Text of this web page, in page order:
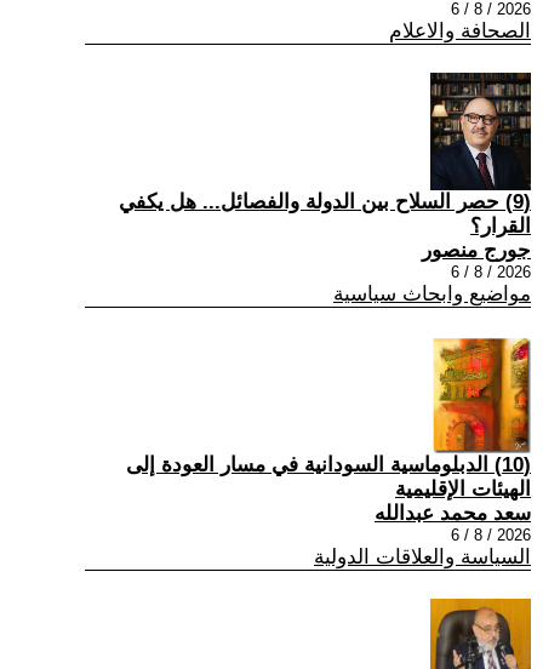
2026 / 8 / 6
الصحافة والاعلام
(9) حصر السلاح بين الدولة والفصائل... هل يكفي
القرار؟
جورج منصور
2026 / 8 / 6
مواضيع وابحاث سياسية
(10) الدبلوماسية السودانية في مسار العودة إلى
الهيئات الإقليمية
سعد محمد عبدالله
2026 / 8 / 6
السياسة والعلاقات الدولية